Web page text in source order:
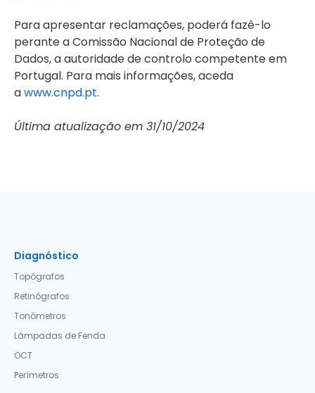
Para apresentar reclamações, poderá fazê-lo
perante a Comissão Nacional de Proteção de
Dados, a autoridade de controlo competente em
Portugal. Para mais informações, aceda
awww.cnpd.pt.
Última atualização em 31/10/2024
Diagnóstico
Topógrafos
Retinógrafos
Tonómetros
Lâmpadas de Fenda
OCT
Perímetros